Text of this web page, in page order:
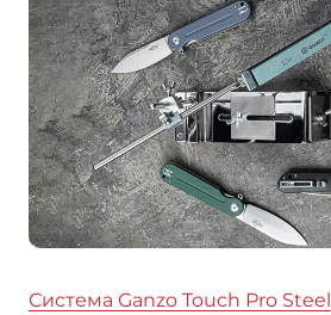
Система Ganzo Touch Pro Steel